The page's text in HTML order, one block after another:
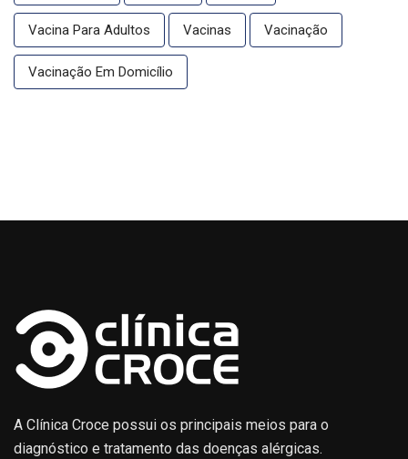
Vacina Para Adultos Vacinas Vacinação
Vacinação Em Domicílio
A Clínica Croce possui os principais meios para o
diagnóstico e tratamento das doenças alérgicas.